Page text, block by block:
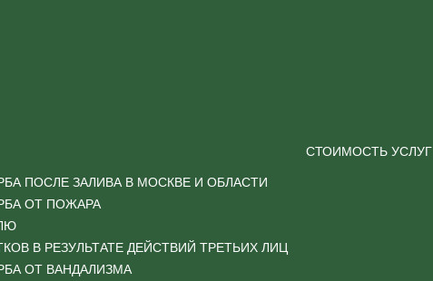
ПОСЛЕ ЗАЛИВА В МОСКВЕ И ОБЛАСТИ
ОТ ПОЖАРА
В РЕЗУЛЬТАТЕ ДЕЙСТВИЙ ТРЕТЬИХ ЛИЦ
ОТ ВАНДАЛИЗМА
СТОИМОСТЬ УСЛУГ